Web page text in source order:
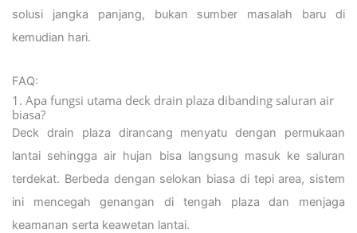
solusi jangka panjang, bukan sumber masalah baru di
kemudian hari.
FAQ:
1. Apa fungsi utama deck drain plaza dibanding saluran air
biasa?
Deck drain plaza dirancang menyatu dengan permukaan
lantai sehingga air hujan bisa langsung masuk ke saluran
terdekat. Berbeda dengan selokan biasa di tepi area, sistem
ini mencegah genangan di tengah plaza dan menjaga
keamanan serta keawetan lantai.